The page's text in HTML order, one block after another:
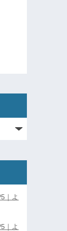
｜よ
｜よ